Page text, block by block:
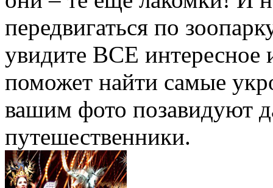
передвигаться по
увидите ВСЕ интересное
поможет найти самые
вашим фото позавидуют
путешественники.